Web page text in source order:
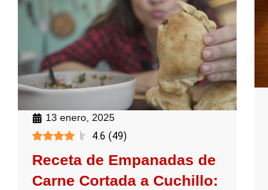
13 enero, 2025
4.6 (49)
Receta de Empanadas de
Carne Cortada a Cuchillo: